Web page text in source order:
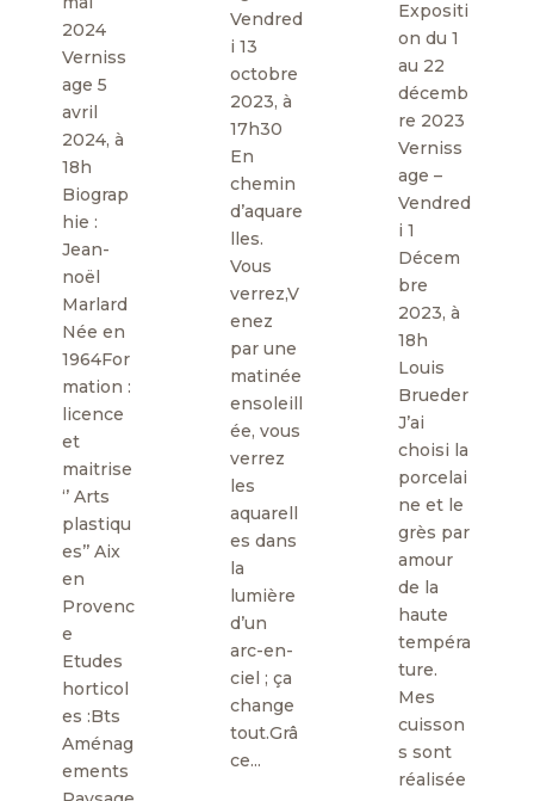
2024
Verniss
age 5
avril
2024, à
18h
Biograp
hie :
Jean-
noël
Marlard
Née en
1964For
mation :
licence
et
maitrise
‘’ Arts
plastiqu
es’’ Aix
en
Provenc
e
Etudes
horticol
es :Bts
Aménag
ements
Expositi
on du 1
au 22
décemb
re 2023
Verniss
age –
Vendred
i 1
Décem
bre
2023, à
18h
Louis
Brueder
J’ai
choisi la
porcelai
ne et le
grès par
amour
de la
haute
tempéra
ture.
Mes
cuisson
s sont
réalisée
Vendred
i 13
octobre
2023, à
17h30
En
chemin
d’aquare
lles.
Vous
verrez,V
enez
par une
matinée
ensoleill
ée, vous
verrez
les
aquarell
es dans
la
lumière
d’un
arc-en-
ciel ; ça
change
tout.Grâ
ce...